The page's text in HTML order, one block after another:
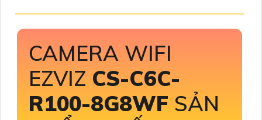
CAMERA WIFI
EZVIZ CS-C6C-
R100-8G8WF SẢN